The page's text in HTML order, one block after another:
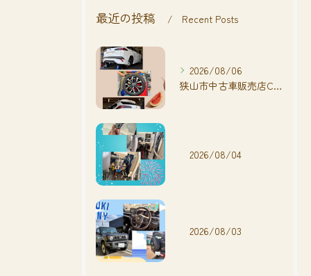
最近の投稿 Recent Posts
2026/08/06
狭山市中古車販売店CarShop FACT.🚗
2026/08/04
2026/08/03